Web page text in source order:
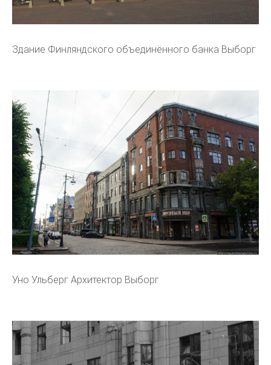
Здание Финляндского объединённого банка Выборг
Уно Ульберг Архитектор Выборг